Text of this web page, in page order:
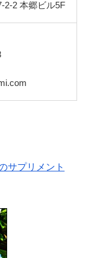
2-2 本郷ビル5F
サプリメント